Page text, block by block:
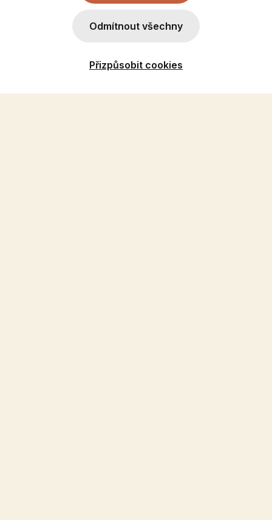
Odmítnout všechny
Přizpůsobit cookies